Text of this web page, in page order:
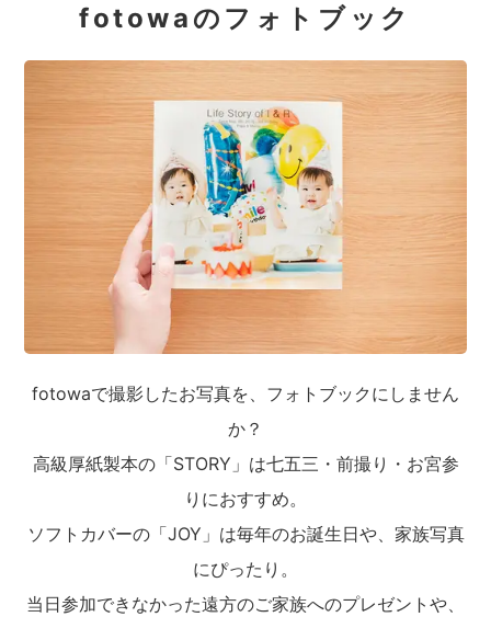
fotowaのフォトブック
fotowaで撮影したお写真を、フォトブックにしません
か？
高級厚紙製本の「STORY」は七五三・前撮り・お宮参
りにおすすめ。
ソフトカバーの「JOY」は毎年のお誕生日や、家族写真
にぴったり。
当日参加できなかった遠方のご家族へのプレゼントや、